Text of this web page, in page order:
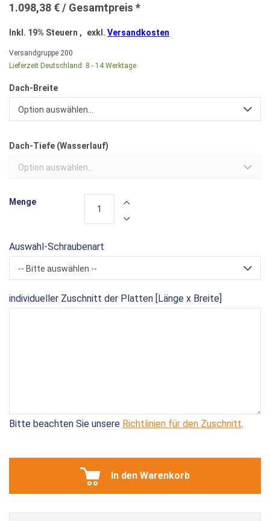
1.098,38 €
Inkl. 19% Steuern , exkl. Versandkosten
Versandgruppe 200
Lieferzeit Deutschland: 8 - 14 Werktage
Dach-Breite
Option auswählen...
Dach-Tiefe (Wasserlauf)
Option auswählen...
Auswahl-Schraubenart
-- Bitte auswählen --
individueller Zuschnitt der Platten [Länge x Breite]
Bitte beachten Sie unsere Richtlinien für den Zuschnitt.
Menge
In den Warenkorb